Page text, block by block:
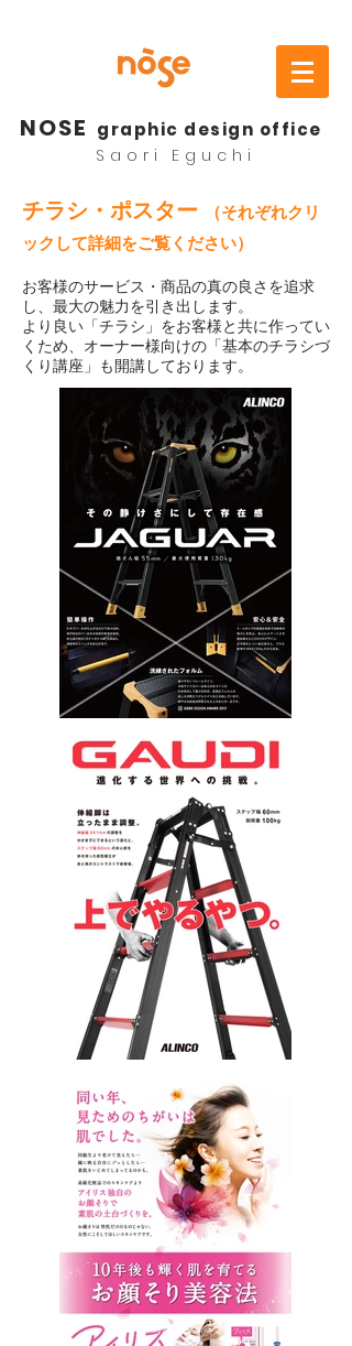
NOSE graphic design office
Saori Eguchi
チラシ・ポスター
（それぞれクリ
ックして詳細をご覧ください）
お客様のサービス・商品の真の良さを追求
し、最大の魅力を引き出します。
より良い「チラシ」をお客様と共に作ってい
くため、オーナー様向けの「基本のチラシづ
くり講座」も開講しております。